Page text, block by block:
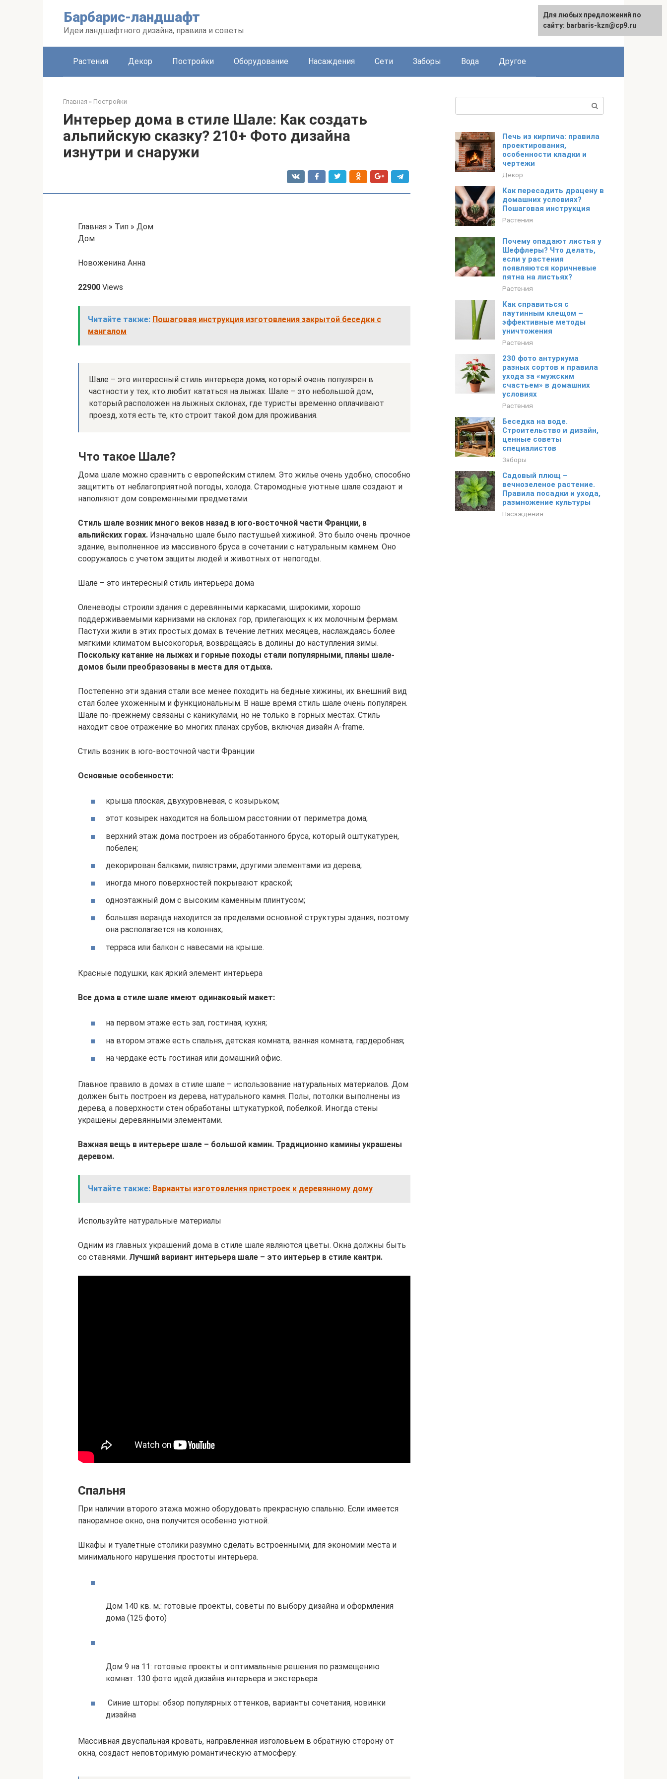
Барбарис-ландшафт
Идеи ландшафтного дизайна, правила и советы
Растения Декор Постройки Оборудование Насаждения Сети Заборы Вода Другое
Главная » Постройки
Интерьер дома в стиле Шале: Как создать
альпийскую сказку? 210+ Фото дизайна
изнутри и снаружи
Главная » Тип » Дом
Дом
Новоженина Анна
22900 Views
Читайте также: Пошаговая инструкция изготовления закрытой беседки с
мангалом
Шале – это интересный стиль интерьера дома, который очень популярен в
частности у тех, кто любит кататься на лыжах. Шале – это небольшой дом,
который расположен на лыжных склонах, где туристы временно оплачивают
проезд, хотя есть те, кто строит такой дом для проживания.
Что такое Шале?
Дома шале можно сравнить с европейским стилем. Это жилье очень удобно, способно
защитить от неблагоприятной погоды, холода. Старомодные уютные шале создают и
наполняют дом современными предметами.
Стиль шале возник много веков назад в юго-восточной части Франции, в
альпийских горах. Изначально шале было пастушьей хижиной. Это было очень прочное
здание, выполненное из массивного бруса в сочетании с натуральным камнем. Оно
сооружалось с учетом защиты людей и животных от непогоды.
Шале – это интересный стиль интерьера дома
Оленеводы строили здания с деревянными каркасами, широкими, хорошо
поддерживаемыми карнизами на склонах гор, прилегающих к их молочным фермам.
Пастухи жили в этих простых домах в течение летних месяцев, наслаждаясь более
мягкими климатом высокогорья, возвращаясь в долины до наступления зимы.
Поскольку катание на лыжах и горные походы стали популярными, планы шале-
домов были преобразованы в места для отдыха.
Постепенно эти здания стали все менее походить на бедные хижины, их внешний вид
стал более ухоженным и функциональным. В наше время стиль шале очень популярен.
Шале по-прежнему связаны с каникулами, но не только в горных местах. Стиль
находит свое отражение во многих планах срубов, включая дизайн A-frame.
Стиль возник в юго-восточной части Франции
Основные особенности:
крыша плоская, двухуровневая, с козырьком;
этот козырек находится на большом расстоянии от периметра дома;
верхний этаж дома построен из обработанного бруса, который оштукатурен,
побелен;
декорирован балками, пилястрами, другими элементами из дерева;
иногда много поверхностей покрывают краской;
одноэтажный дом с высоким каменным плинтусом;
большая веранда находится за пределами основной структуры здания, поэтому
она располагается на колоннах;
терраса или балкон с навесами на крыше.
Красные подушки, как яркий элемент интерьера
Все дома в стиле шале имеют одинаковый макет:
на первом этаже есть зал, гостиная, кухня;
на втором этаже есть спальня, детская комната, ванная комната, гардеробная;
на чердаке есть гостиная или домашний офис.
Главное правило в домах в стиле шале – использование натуральных материалов. Дом
должен быть построен из дерева, натурального камня. Полы, потолки выполнены из
дерева, а поверхности стен обработаны штукатуркой, побелкой. Иногда стены
украшены деревянными элементами.
Важная вещь в интерьере шале – большой камин. Традиционно камины украшены
деревом.
Читайте также: Варианты изготовления пристроек к деревянному дому
Используйте натуральные материалы
Одним из главных украшений дома в стиле шале являются цветы. Окна должны быть
со ставнями. Лучший вариант интерьера шале – это интерьер в стиле кантри.
Спальня
При наличии второго этажа можно оборудовать прекрасную спальню. Если имеется
панорамное окно, она получится особенно уютной.
Шкафы и туалетные столики разумно сделать встроенными, для экономии места и
минимального нарушения простоты интерьера.
Дом 140 кв. м.: готовые проекты, советы по выбору дизайна и оформления
дома (125 фото)
Дом 9 на 11: готовые проекты и оптимальные решения по размещению
комнат. 130 фото идей дизайна интерьера и экстерьера
Синие шторы: обзор популярных оттенков, варианты сочетания, новинки
дизайна
Массивная двуспальная кровать, направленная изголовьем в обратную сторону от
окна, создаст неповторимую романтическую атмосферу.
Печь из кирпича: правила
проектирования,
особенности кладки и
чертежи
Декор
Как пересадить драцену в
домашних условиях?
Пошаговая инструкция
Растения
Почему опадают листья у
Шеффлеры? Что делать,
если у растения
появляются коричневые
пятна на листьях?
Растения
Как справиться с
паутинным клещом –
эффективные методы
уничтожения
Растения
230 фото антуриума
разных сортов и правила
ухода за «мужским
счастьем» в домашних
условиях
Растения
Беседка на воде.
Строительство и дизайн,
ценные советы
специалистов
Заборы
Садовый плющ –
вечнозеленое растение.
Правила посадки и ухода,
размножение культуры
Насаждения
Для любых предложений по
сайту: barbaris-kzn@cp9.ru